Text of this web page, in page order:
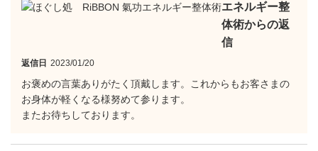
エネルギー整
体術からの返
信
返信日 2023/01/20
お褒めの言葉ありがたく頂戴します。これからもお客さまの
お身体が軽くなる様努めて参ります。
またお待ちしております。